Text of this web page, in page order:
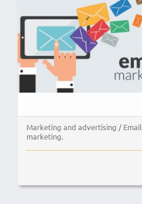
Marketing and advertising / Email
marketing.